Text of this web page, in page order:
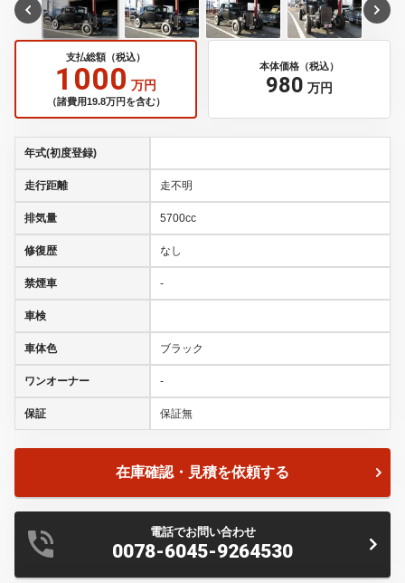
支払総額（税込）
1000 万円
（諸費用19.8万円を含む）
本体価格（税込）
980 万円
年式(初度登録)
走行距離 走不明
排気量 5700cc
修復歴 なし
禁煙車 -
車検
車体色 ブラック
ワンオーナー -
保証 保証無
在庫確認・見積を依頼する
電話でお問い合わせ
0078-6045-9264530